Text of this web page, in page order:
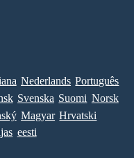
Nederlands Português
Svenska Suomi Norsk
Magyar Hrvatski
eesti